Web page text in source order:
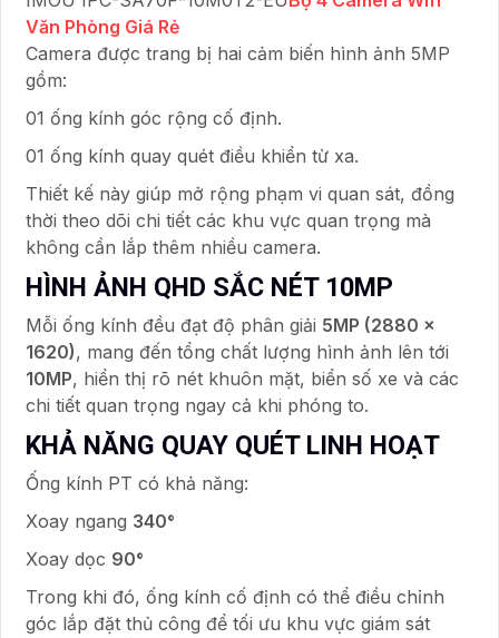
Văn Phòng Giá Rẻ
Camera được trang bị hai cảm biến hình ảnh 5MP
gồm:
01 ống kính góc rộng cố định.
01 ống kính quay quét điều khiển từ xa.
Thiết kế này giúp mở rộng phạm vi quan sát, đồng
thời theo dõi chi tiết các khu vực quan trọng mà
không cần lắp thêm nhiều camera.
HÌNH ẢNH QHD SẮC NÉT 10MP
Mỗi ống kính đều đạt độ phân giải 5MP (2880 ×
1620), mang đến tổng chất lượng hình ảnh lên tới
10MP, hiển thị rõ nét khuôn mặt, biển số xe và các
chi tiết quan trọng ngay cả khi phóng to.
KHẢ NĂNG QUAY QUÉT LINH HOẠT
Ống kính PT có khả năng:
Xoay ngang 340°
Xoay dọc 90°
Trong khi đó, ống kính cố định có thể điều chỉnh
góc lắp đặt thủ công để tối ưu khu vực giám sát